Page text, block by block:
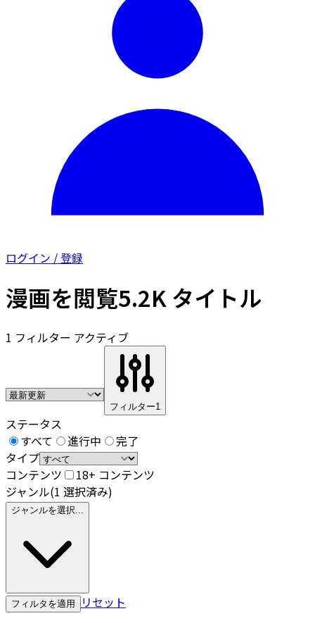
ログイン / 登録
漫画を閲覧5.2K タイトル
1 フィルター アクティブ
フィルター1
ステータス
すべて
進行中
完了
タイプ
コンテンツ
18+ コンテンツ
ジャンル(1 選択済み)
ジャンルを選択...
フィルタを適用 リセット